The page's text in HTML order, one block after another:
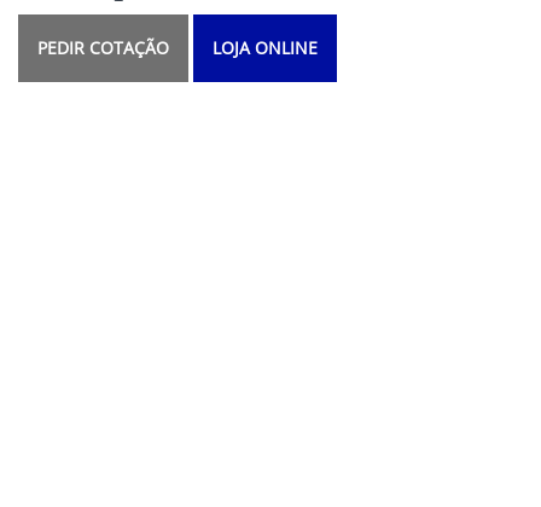
PEDIR COTAÇÃO LOJA ONLINE